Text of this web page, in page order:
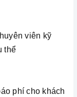
viên kỹ
trạng cụ thể
phí cho khách